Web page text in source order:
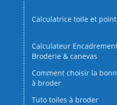
Calculatrice toile et
Calculateur
Broderie & canevas
Comment choisir la
à broder
Tuto toiles à broder